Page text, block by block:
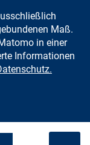
springen
Maß.
in einer
Informationen